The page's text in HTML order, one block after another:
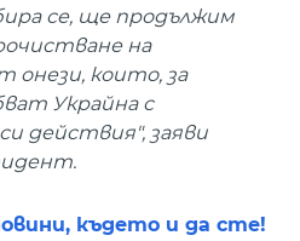
се, ще продължим
на
които, за
Украйна с
действия", заяви
където и да сте!